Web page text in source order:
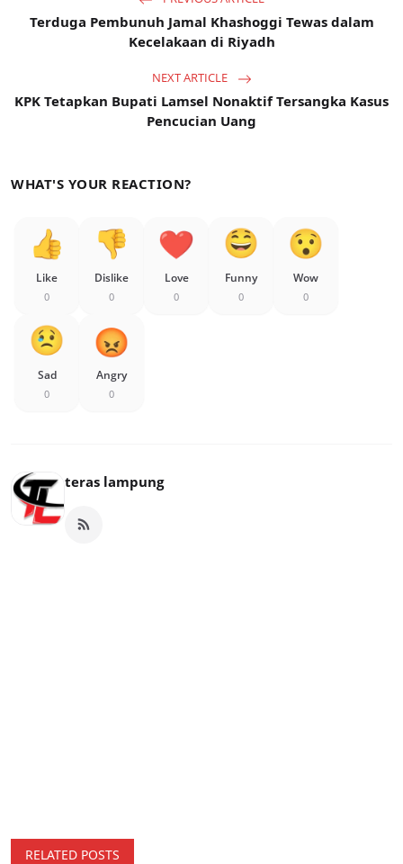
Terduga Pembunuh Jamal Khashoggi Tewas dalam
Kecelakaan di Riyadh
NEXT ARTICLE
KPK Tetapkan Bupati Lamsel Nonaktif Tersangka Kasus
Pencucian Uang
WHAT'S YOUR REACTION?
Like
0
Dislike
0
Love
0
Funny
0
Wow
0
Sad
0
Angry
0
teras lampung
RELATED POSTS